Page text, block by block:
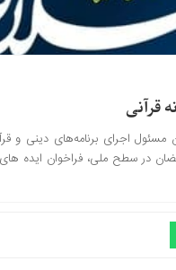
قرآنی
مسئول اجرای برنامه‌های دینی